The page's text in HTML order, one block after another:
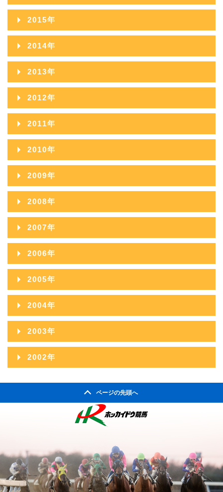
2018年10月
2018年09月
2018年08月
2018年07月
2018年06月
2018年05月
2018年03月
2018年02月
2018年01月
2017年11月
2017年10月
2017年09月
2017年08月
2017年07月
2017年06月
2017年05月
2017年03月
2017年02月
2017年01月
2016年12月
2016年11月
2016年10月
2016年09月
2016年08月
2016年07月
2016年06月
2016年05月
2016年03月
2016年02月
2016年01月
2015年
2015年12月
2015年11月
2015年10月
2015年09月
2015年08月
2015年07月
2015年06月
2015年05月
2015年03月
2015年02月
2015年01月
2014年
2014年12月
2014年11月
2014年10月
2014年09月
2014年08月
2014年07月
2014年06月
2014年05月
2014年03月
2014年02月
2014年01月
2013年
2013年12月
2013年11月
2013年10月
2013年09月
2013年08月
2013年07月
2013年06月
2013年05月
2013年03月
2013年02月
2013年01月
2012年
2012年12月
2012年11月
2012年10月
2012年09月
2012年08月
2012年07月
2012年06月
2012年05月
2012年03月
2012年02月
2012年01月
2011年
2011年12月
2011年11月
2011年10月
2011年09月
2011年08月
2011年07月
2011年06月
2011年05月
2011年03月
2011年02月
2010年
2010年12月
2010年11月
2010年10月
2010年09月
2010年08月
2010年07月
2010年06月
2010年05月
2010年03月
2009年
2009年12月
2009年11月
2009年10月
2009年09月
2009年08月
2009年07月
2009年06月
2009年05月
2009年03月
2008年
2008年12月
2008年11月
2008年10月
2008年09月
2008年08月
2008年07月
2008年06月
2008年05月
2008年01月
2007年
2007年12月
2007年11月
2007年10月
2007年09月
2007年08月
2007年07月
2007年02月
2007年01月
2006年
2006年12月
2006年11月
2006年10月
2006年09月
2006年08月
2006年03月
2006年02月
2005年
2005年12月
2005年11月
2005年10月
2005年09月
2005年08月
2005年07月
2005年04月
2005年03月
2004年
2004年12月
2004年11月
2004年10月
2004年06月
2004年05月
2003年
2003年12月
2003年07月
2003年06月
2002年
ページの先頭へ